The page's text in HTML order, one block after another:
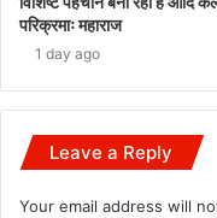
परिक्रमाः महाराज
1 day ago
Leave a Reply
Your email address will